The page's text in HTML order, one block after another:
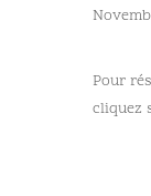
Pour
cliquez